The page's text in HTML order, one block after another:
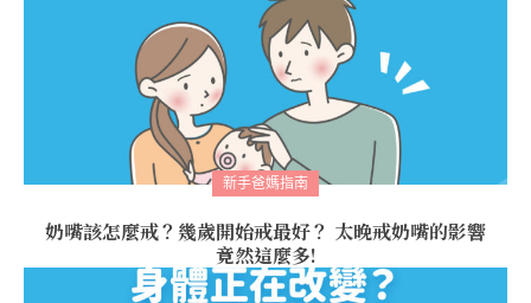
新手爸媽指南
奶嘴該怎麼戒？幾歲開始戒最好？ 太晚戒奶嘴的影響
竟然這麼多!